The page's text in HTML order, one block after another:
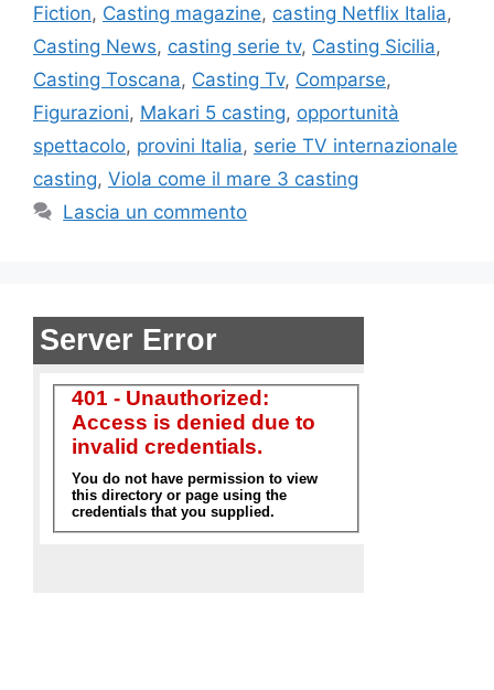
Fiction, Casting magazine, casting Netflix Italia,
Casting News, casting serie tv, Casting Sicilia,
Casting Toscana, Casting Tv, Comparse,
Figurazioni, Makari 5 casting, opportunità
spettacolo, provini Italia, serie TV internazionale
casting, Viola come il mare 3 casting
Lascia un commento